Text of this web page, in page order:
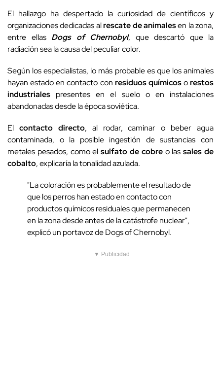
El hallazgo ha despertado la curiosidad de científicos y
organizaciones dedicadas alrescate de animalesen la zona,
entre ellas Dogs of Chernobyl, que descartó que la
radiación sea la causa del peculiar color.
Según los especialistas, lo más probable es que los animales
hayan estado en contacto con residuos químicosorestos
industriales presentes en el suelo o en instalaciones
abandonadas desde la época soviética.
El contacto directo, al rodar, caminar o beber agua
contaminada, o la posible ingestión de sustancias con
metales pesados, como elsulfato de cobreo lassales de
cobalto, explicaría la tonalidad azulada.
"La coloración es probablemente el resultado de
que los perros han estado en contacto con
productos químicos residuales que permanecen
en la zona desde antes de la catástrofe nuclear",
explicó un portavoz de Dogs of Chernobyl.
▼ Publicidad